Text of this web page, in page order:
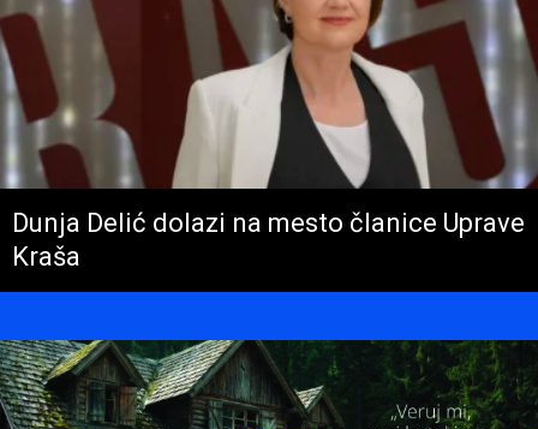
Dunja Delić dolazi na mesto članice Uprave
Kraša